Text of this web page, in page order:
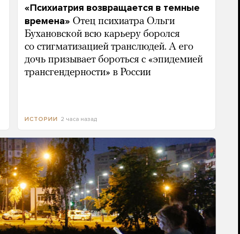
«Психиатрия возвращается в темные
времена» Отец психиатра Ольги
Бухановской всю карьеру боролся
со стигматизацией транслюдей. А его
дочь призывает бороться с «эпидемией
трансгендерности» в России
ИСТОРИИ 2 часа назад